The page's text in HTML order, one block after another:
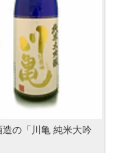
造の「川亀 純米大吟